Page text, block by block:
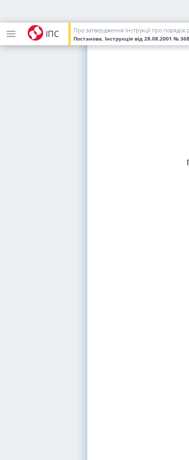
ІПС Про затвердження Інструкції про порядок
Постанова, Інструкція від 28.08.2001 № 368